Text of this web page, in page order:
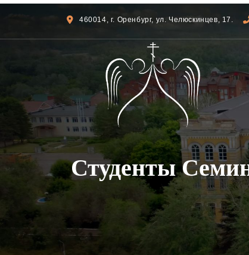
460014, г. Оренбург, ул. Челюскинцев, 17.
Студенты